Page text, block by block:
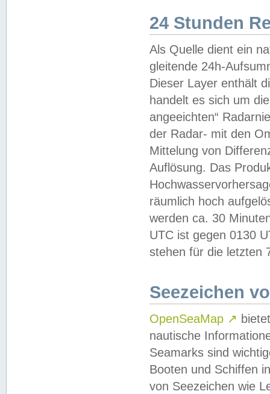
24 Stunden
Als Quelle dient ein
gleitende 24h-
Dieser Layer enthält
handelt es sich um
angeeichten“
der Radar- mit den
Mittelung von
Auflösung. Das
räumlich hoch
werden ca. 30
UTC ist gegen 0130
stehen für die letzten
Seezeichen
OpenSeaMap ↗
nautische
Seamarks sind
Booten und Schiffen
von Seezeichen wie